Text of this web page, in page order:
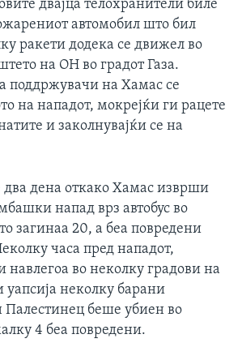
двајца телохранители биле
автомобил што бил
ракети додека се движел во
на ОН во градот Газа.
поддржувачи на Хамас се
на нападот, мокрејќи ги рацете
и заколнувајќи се на
два дена откако Хамас изврши
напад врз автобус во
загинаа 20, а беа повредени
часа пред нападот,
навлегоа во неколку градови на
уапсија неколку барани
беше убиен во
4 беа повредени.